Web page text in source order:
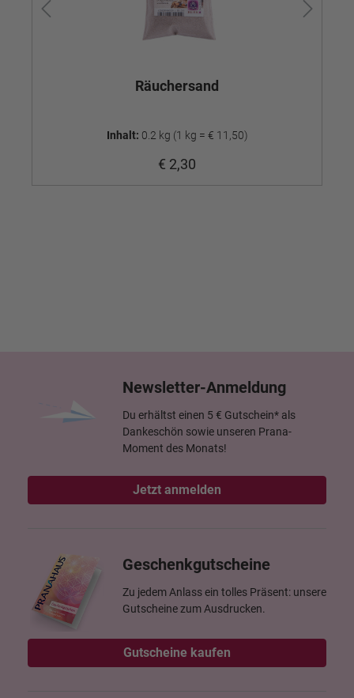
Räuchersand
Inhalt: 0.2 kg (1 kg = € 11,50)
€ 2,30
Newsletter-Anmeldung
Du erhältst einen 5 € Gutschein* als
Dankeschön sowie unseren Prana-
Moment des Monats!
Jetzt anmelden
Geschenkgutscheine
Zu jedem Anlass ein tolles Präsent: unsere
Gutscheine zum Ausdrucken.
Gutscheine kaufen